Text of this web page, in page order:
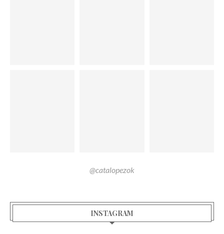
@catalopezok
INSTAGRAM